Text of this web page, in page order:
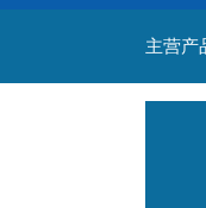
主营产